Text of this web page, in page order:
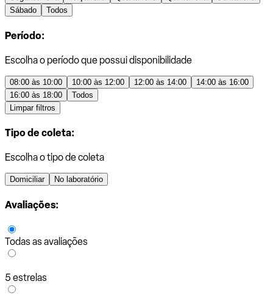
Sábado
Todos
Período:
Escolha o período que possui disponibilidade
08:00 às 10:00 10:00 às 12:00 12:00 às 14:00
14:00 às 16:00
16:00 às 18:00
Todos
Limpar filtros
Tipo de coleta:
Escolha o tipo de coleta
Domiciliar No laboratório
Avaliações:
Todas as avaliações
5 estrelas